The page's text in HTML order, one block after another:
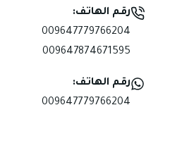
رقم الهاتف:
009647779766204
009647874671595
رقم الهاتف:
009647779766204